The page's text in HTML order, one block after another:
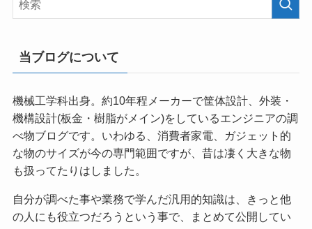
当ブログについて
機械工学科出身。約10年程メーカーで筐体設計、外装・
機構設計(板金・樹脂がメイン)をしているエンジニアの調
べ物ブログです。いわゆる、消費者家電、ガジェット的
な物のサイズが今の専門範囲ですが、昔は凄く大きな物
も扱ってたりはしました。
自分が調べた事や業務で学んだ汎用的知識は、きっと他
の人にも役立つだろうという事で、まとめて公開してい